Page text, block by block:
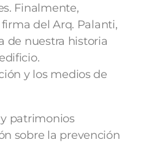
Finalmente,
del Arq. Palanti,
de nuestra historia
y los medios de
patrimonios
sobre la prevención